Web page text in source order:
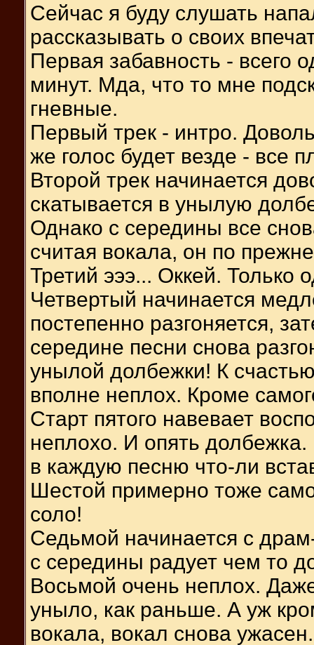
Сейчас я буду слушать
рассказывать о своих
Первая забавность - всего
минут. Мда, что то мне
гневные.
Первый трек - интро.
же голос будет везде - все
Второй трек начинается
скатывается в унылую
Однако с середины все
считая вокала, он по
Третий эээ... Оккей. Только
Четвертый начинается
постепенно разгоняется,
середине песни снова
унылой долбежки! К
вполне неплох. Кроме
Старт пятого навевает
неплохо. И опять долбежка.
в каждую песню что-ли
Шестой примерно тоже
соло!
Седьмой начинается с
с середины радует чем то
Восьмой очень неплох.
уныло, как раньше. А уж
вокала, вокал снова